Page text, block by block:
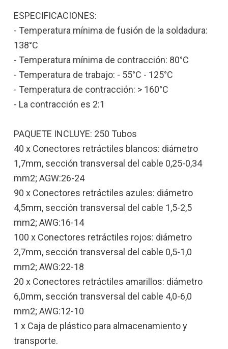
ESPECIFICACIONES:
- Temperatura mínima de fusión de la soldadura:
138°C
- Temperatura mínima de contracción: 80°C
- Temperatura de trabajo: - 55°C - 125°C
- Temperatura de contracción: > 160°C
- La contracción es 2:1
PAQUETE INCLUYE: 250 Tubos
40 x Conectores retráctiles blancos: diámetro
1,7mm, sección transversal del cable 0,25-0,34
mm2; AGW:26-24
90 x Conectores retráctiles azules: diámetro
4,5mm, sección transversal del cable 1,5-2,5
mm2; AWG:16-14
100 x Conectores retráctiles rojos: diámetro
2,7mm, sección transversal del cable 0,5-1,0
mm2; AWG:22-18
20 x Conectores retráctiles amarillos: diámetro
6,0mm, sección transversal del cable 4,0-6,0
mm2; AWG:12-10
1 x Caja de plástico para almacenamiento y
transporte.